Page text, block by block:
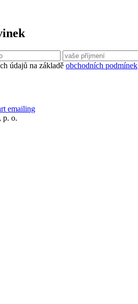
údajů na základě obchodních podmínek
emailing
p. o.